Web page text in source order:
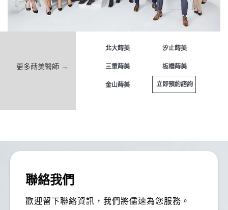
更多蒔美醫師 →
北大蒔美 汐止蒔美
三重蒔美 板橋蒔美
金山蒔美 立即預約諮詢
意。診所環境寬敞新穎，動線規劃完善，從數位口腔
掃描、3D影像檢查到診療流程都相當專業，能感受
聯絡我們
歡迎留下聯絡資訊，我們將儘速為您服務。